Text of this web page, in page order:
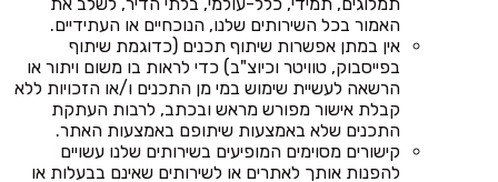
האמור בכל השירותים שלנו, הנוכחיים או העתידיים.
אין במתן אפשרות שיתוף תכנים (כדוגמת שיתוף
בפייסבוק, טוויטר וכיוצ"ב) כדי לראות בו משום ויתור או
הרשאה לעשיית שימוש במי מן התכנים ו/או הזכויות ללא
קבלת אישור מפורש מראש ובכתב, לרבות העתקת
התכנים שלא באמצעות שיתופם באמצעות האתר.
קישורים מסוימים המופיעים בשירותים שלנו עשויים
להפנות אותך לאתרים או לשירותים שאינם בבעלות או